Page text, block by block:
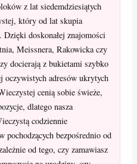
z lat siedemdziesiątych
który od lat skupia
Dzięki doskonałej znajomości
Meissnera, Rakowicka czy
docierają z bukietami szybko
oczywistych adresów ukrytych
cenią sobie świeże,
dlatego nasza
codziennie
bezpośrednio od
od tego, czy zamawiasz